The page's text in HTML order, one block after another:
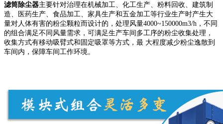
滤筒除尘器主要针对治理在机械加工、化工生产、粉料回收、建筑制
造、医药生产、食品加工、家具生产和五金加工等行业生产时产生大
量对人体有害的粉尘颗粒而设计的，处理风量4000~150000m3/h，不同
的组合满足不同风量需求，可满足生产车间多工序的粉尘收集处理，
收集方式有移动吸臂式和固定吸罩等方式，最 大程度减少粉尘逸散到
车间内，保障车间工作环境。